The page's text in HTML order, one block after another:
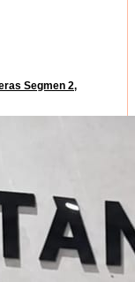
Segmen 2,